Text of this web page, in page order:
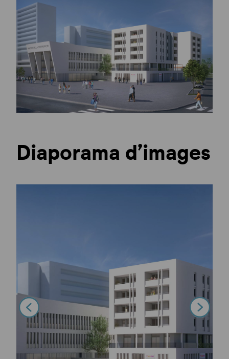
Diaporama d’images